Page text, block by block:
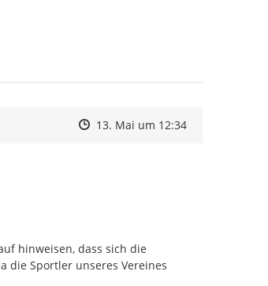
Zeitpunkt des Erstellens
Zeitpunkt des Erstellens
13. Mai um 12:34Zur Äußerung
hinweisen, dass sich die
die Sportler unseres Vereines